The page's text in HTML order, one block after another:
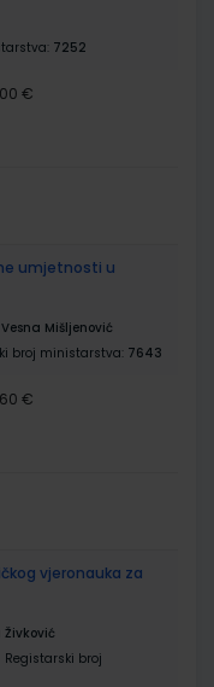
7252
€
umjetnosti u
Mišljenović
broj ministarstva: 7643
€
vjeronauka za
Registarski broj